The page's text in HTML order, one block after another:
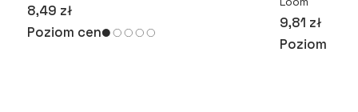
8,49 zł
Poziom cen
9,81 zł
Poziom cen